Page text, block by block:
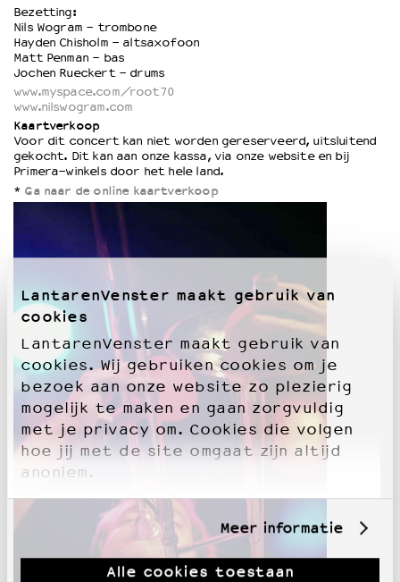
LantarenVenster maakt gebruik van
cookies
LantarenVenster maakt gebruik van
cookies. Wij gebruiken cookies om je
bezoek aan onze website zo plezierig
mogelijk te maken en gaan zorgvuldig
met je privacy om. Cookies die volgen
hoe jij met de site omgaat zijn altijd
anoniem.
Meer informatie
Alle cookies toestaan
Privacyverklaring
Integriteits- en gedragscode
Duurzaamheid
Culturele boycot Israël
Ruimte voor artistieke vrijheid – VNPF
Bezetting:
Nils Wogram - trombone
Hayden Chisholm - altsaxofoon
Matt Penman - bas
Jochen Rueckert - drums
www.myspace.com/root70
www.nilswogram.com
Kaartverkoop
Voor dit concert kan niet worden gereserveerd, uitsluitend
gekocht. Dit kan aan onze kassa, via onze website en bij
Primera-winkels door het hele land.
* Ga naar de online kaartverkoop